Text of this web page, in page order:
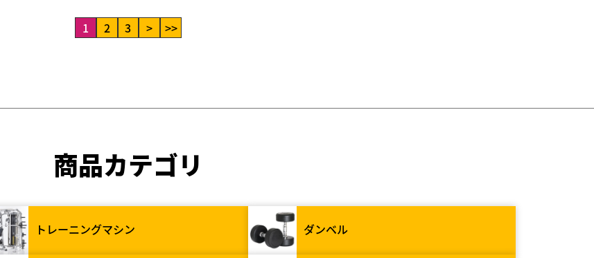
1 2 3 > >>
商品カテゴリ
トレーニングマシン ダンベル